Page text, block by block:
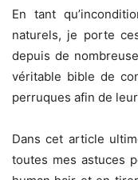
En tant
naturels, je porte
depuis de
véritable bible de
perruques afin de
Dans cet article
toutes mes astuces